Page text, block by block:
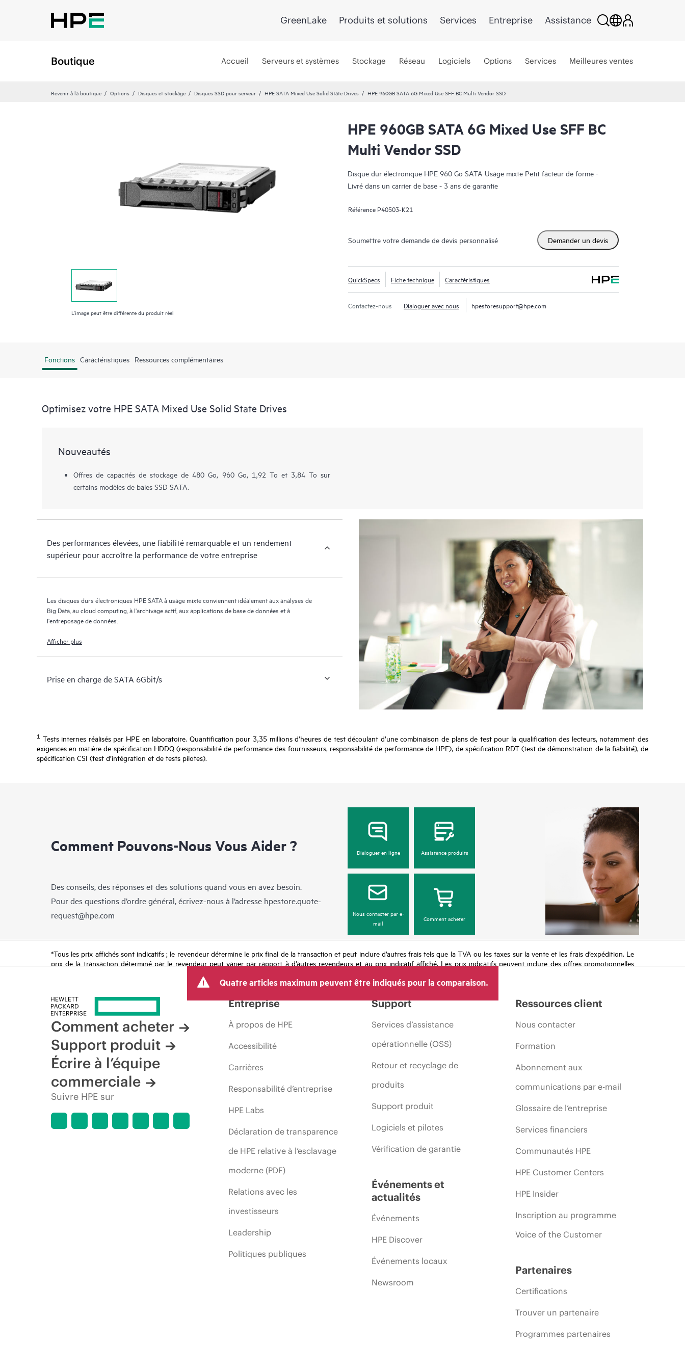
GreenLake Produits et solutions Services Entreprise Assistance
Boutique Accueil Serveurs et systèmes Stockage Réseau Logiciels Options Services Meilleures ventes
Revenir à la boutique Options Disques et stockage Disques SSD pour serveur HPE SATA Mixed Use Solid State Drives HPE 960GB SATA 6G Mixed Use SFF BC Multi Vendor SSD
L’image peut être différente du produit réel
HPE 960GB SATA 6G Mixed Use SFF BC
Multi Vendor SSD
Disque dur électronique HPE 960 Go SATA Usage mixte Petit facteur de forme -
Livré dans un carrier de base - 3 ans de garantie
Référence P40503-K21
Soumettre votre demande de devis personnalisé Demander un devis
QuickSpecs Fiche technique Caractéristiques
Contactez-nous Dialoguer avec nous hpestoresupport@hpe.com
Fonctions Caractéristiques Ressources complémentaires
Optimisez votre HPE SATA Mixed Use Solid State Drives
Nouveautés
Offres de capacités de stockage de 480 Go, 960 Go, 1,92 To et 3,84 To sur
certains modèles de baies SSD SATA.
Des performances élevées, une fiabilité remarquable et un rendement
supérieur pour accroître la performance de votre entreprise
Les disques durs électroniques HPE SATA à usage mixte conviennent idéalement aux analyses de
Big Data, au cloud computing, à l'archivage actif, aux applications de base de données et à
l'entreposage de données.
Afficher plus
Prise en charge de SATA 6Gbit/s
1 Tests internes réalisés par HPE en laboratoire. Quantification pour 3,35 millions d’heures de test découlant d’une combinaison de plans de test pour la qualification des lecteurs, notamment des
exigences en matière de spécification HDDQ (responsabilité de performance des fournisseurs, responsabilité de performance de HPE), de spécification RDT (test de démonstration de la fiabilité), de
spécification CSI (test d’intégration et de tests pilotes).
Comment Pouvons-Nous Vous Aider ?
Des conseils, des réponses et des solutions quand vous en avez besoin.
Pour des questions d’ordre général, écrivez-nous à l’adresse hpestore.quote-
request@hpe.com
Dialoguer en ligne Assistance produits
Nous contacter par e-
mail
Comment acheter
*Tous les prix affichés sont indicatifs ; le revendeur détermine le prix final de la transaction et peut inclure d’autres frais tels que la TVA ou les taxes sur la vente et les frais d’expédition. Le
prix de la transaction déterminé par le revendeur peut varier par rapport à d’autres revendeurs et au prix indicatif affiché. Les prix indicatifs peuvent inclure des offres promotionnelles
produit, la disponibilité restreinte d’un produit, la fin d’une période de promotion et des erreurs dans les publicités.
Quatre articles maximum peuvent être indiqués pour la comparaison.
Comment acheter
Support produit
Écrire à l’équipe
commerciale
Suivre HPE sur
Entreprise
À propos de HPE
Accessibilité
Carrières
Responsabilité d’entreprise
HPE Labs
Déclaration de transparence
de HPE relative à l’esclavage
moderne (PDF)
Relations avec les
investisseurs
Leadership
Politiques publiques
Support
Services d’assistance
opérationnelle (OSS)
Retour et recyclage de
produits
Support produit
Logiciels et pilotes
Vérification de garantie
Événements et
actualités
Événements
HPE Discover
Événements locaux
Newsroom
Ressources client
Nous contacter
Formation
Abonnement aux
communications par e-mail
Glossaire de l’entreprise
Services financiers
Communautés HPE
HPE Customer Centers
HPE Insider
Inscription au programme
Voice of the Customer
Partenaires
Certifications
Trouver un partenaire
Programmes partenaires